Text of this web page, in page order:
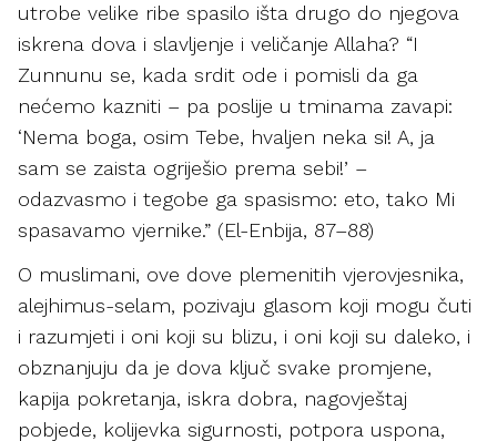
utrobe velike ribe spasilo išta drugo do njegova
iskrena dova i slavljenje i veličanje Allaha? “I
Zunnunu se, kada srdit ode i pomisli da ga
nećemo kazniti – pa poslije u tminama zavapi:
‘Nema boga, osim Tebe, hvaljen neka si! A, ja
sam se zaista ogriješio prema sebi!’ –
odazvasmo i tegobe ga spasismo: eto, tako Mi
spasavamo vjernike.” (El-Enbija, 87–88)
O muslimani, ove dove plemenitih vjerovjesnika,
alejhimus-selam, pozivaju glasom koji mogu čuti
i razumjeti i oni koji su blizu, i oni koji su daleko, i
obznanjuju da je dova ključ svake promjene,
kapija pokretanja, iskra dobra, nagovještaj
pobjede, kolijevka sigurnosti, potpora uspona,